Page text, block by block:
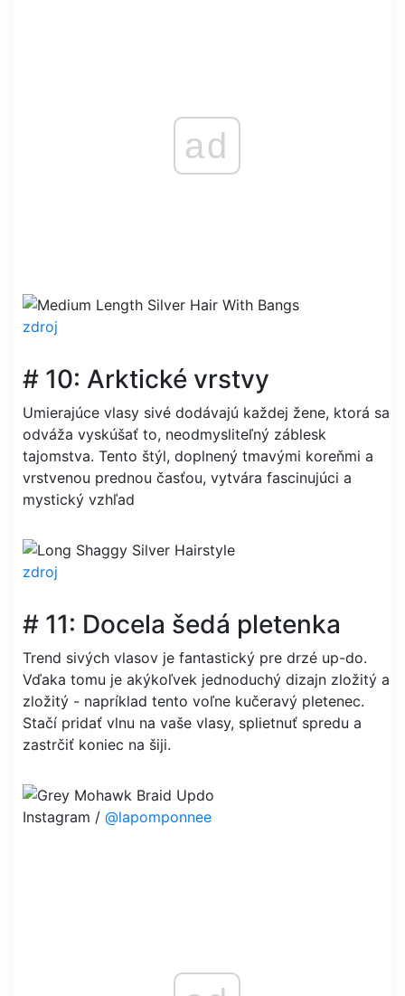
ad
zdroj
# 10: Arktické vrstvy
Umierajúce vlasy sivé dodávajú každej žene, ktorá sa
odváža vyskúšať to, neodmysliteľný záblesk
tajomstva. Tento štýl, doplnený tmavými koreňmi a
vrstvenou prednou časťou, vytvára fascinujúci a
mystický vzhľad
zdroj
# 11: Docela šedá pletenka
Trend sivých vlasov je fantastický pre drzé up-do.
Vďaka tomu je akýkoľvek jednoduchý dizajn zložitý a
zložitý - napríklad tento voľne kučeravý pletenec.
Stačí pridať vlnu na vaše vlasy, splietnuť spredu a
zastrčiť koniec na šiji.
Instagram / @lapomponnee